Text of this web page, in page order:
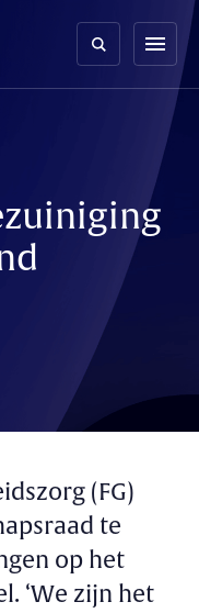
menu
(FG)
te
op het
‘We zijn het